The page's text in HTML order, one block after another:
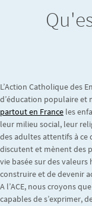
L’Action Catholique des
d’éducation populaire et
partout en France les
leur milieu social, leur
des adultes attentifs à ce
discutent et mènent des
vie basée sur des
construire et de devenir
A l’ACE, nous croyons
capables de s’exprimer,